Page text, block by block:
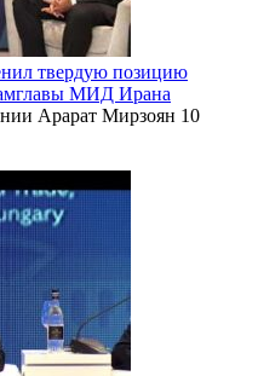
твердую позицию
МИД Ирана
Арарат Мирзоян 10